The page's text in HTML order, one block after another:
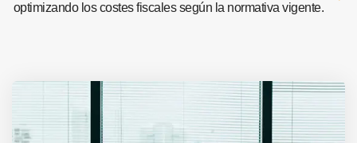
optimizando los costes fiscales según la normativa vigente.